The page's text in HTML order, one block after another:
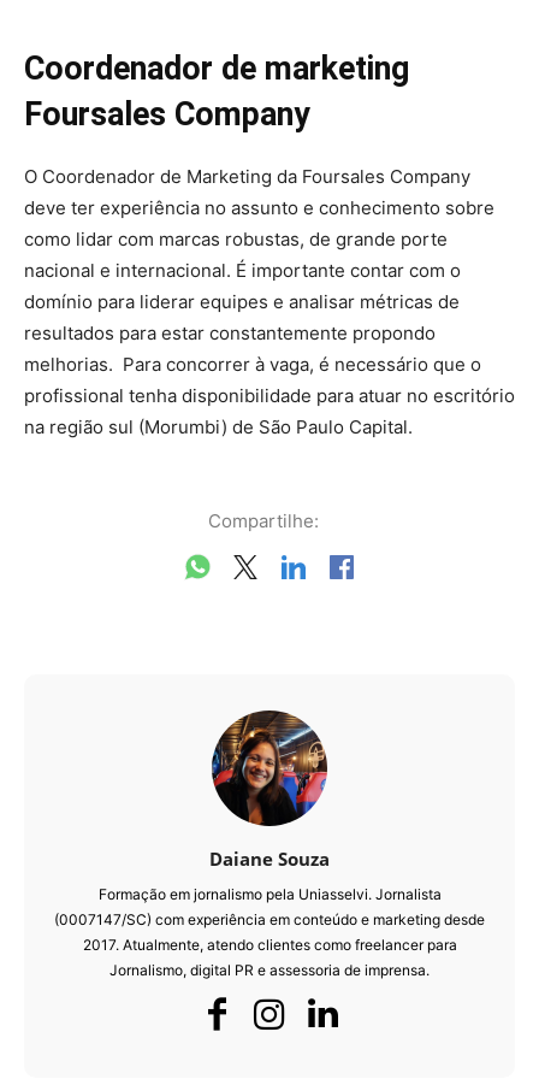
Coordenador de marketing
Foursales Company
O Coordenador de Marketing da Foursales Company
deve ter experiência no assunto e conhecimento sobre
como lidar com marcas robustas, de grande porte
nacional e internacional. É importante contar com o
domínio para liderar equipes e analisar métricas de
resultados para estar constantemente propondo
melhorias. Para concorrer à vaga, é necessário que o
profissional tenha disponibilidade para atuar no escritório
na região sul (Morumbi) de São Paulo Capital.
Compartilhe:
Daiane Souza
Formação em jornalismo pela Uniasselvi. Jornalista
(0007147/SC) com experiência em conteúdo e marketing desde
2017. Atualmente, atendo clientes como freelancer para
Jornalismo, digital PR e assessoria de imprensa.